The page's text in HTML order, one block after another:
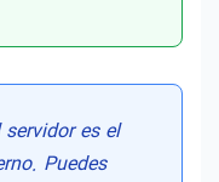
es el
Puedes